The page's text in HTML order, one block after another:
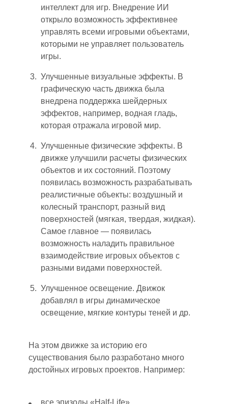
интеллект для игр. Внедрение ИИ
открыло возможность эффективнее
управлять всеми игровыми объектами,
которыми не управляет пользователь
игры.
Улучшенные визуальные эффекты. В
графическую часть движка была
внедрена поддержка шейдерных
эффектов, например, водная гладь,
которая отражала игровой мир.
Улучшенные физические эффекты. В
движке улучшили расчеты физических
объектов и их состояний. Поэтому
появилась возможность разрабатывать
реалистичные объекты: воздушный и
колесный транспорт, разный вид
поверхностей (мягкая, твердая, жидкая).
Самое главное — появилась
возможность наладить правильное
взаимодействие игровых объектов с
разными видами поверхностей.
Улучшенное освещение. Движок
добавлял в игры динамическое
освещение, мягкие контуры теней и др.
На этом движке за историю его
существования было разработано много
достойных игровых проектов. Например:
все эпизоды «Half-Life»,